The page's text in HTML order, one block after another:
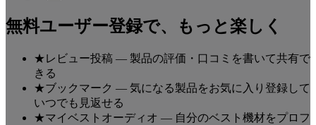
無料ユーザー登録で、もっと楽しく
★レビュー投稿 — 製品の評価・口コミを書いて共有で
きる
★ブックマーク — 気になる製品をお気に入り登録して
いつでも見返せる
★マイベストオーディオ — 自分のベスト機材をプロフ